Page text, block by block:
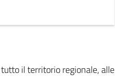
il territorio regionale, alle